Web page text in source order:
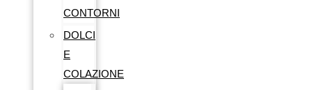
CONTORNI
DOLCI
E
COLAZIONE